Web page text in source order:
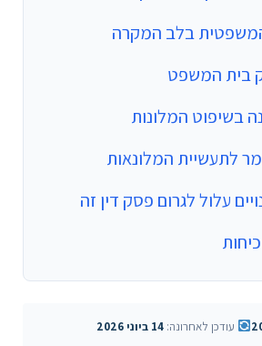
בלב המקרה
בית המשפט
בשיפוט המלונות
לתעשיית המלונאות
עלול לגרום פסק דין זה
עודכן לאחרונה: 14 ביוני 2026